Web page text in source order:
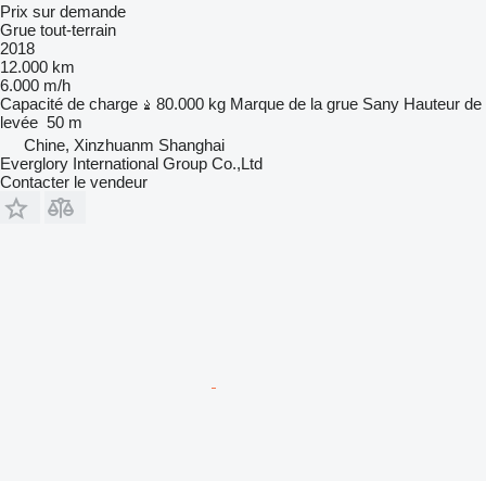
Prix sur demande
Grue tout-terrain
2018
12.000 km
6.000 m/h
Capacité de charge
80.000 kg Marque de la grue Sany Hauteur de
levée 50 m
Chine, Xinzhuanm Shanghai
Everglory International Group Co.,Ltd
Contacter le vendeur